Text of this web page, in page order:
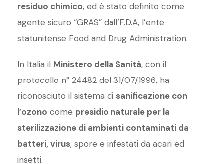
residuo chimico, ed è stato definito come
agente sicuro “GRAS” dall’F.D.A, l’ente
statunitense Food and Drug Administration.
In Italia il Ministero della Sanità, con il
protocollo n° 24482 del 31/07/1996, ha
riconosciuto il sistema di sanificazione con
l’ozono come presidio naturale per la
sterilizzazione di ambienti contaminati da
batteri, virus, spore e infestati da acari ed
insetti.